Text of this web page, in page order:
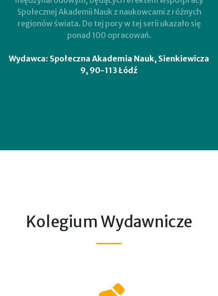
Społecznej Akademii Nauk z naukowcami z różnych
regionów świata. Do tej pory w tej serii ukazało się
ponad 100 opracowań.
Wydawca: Społeczna Akademia Nauk, Sienkiewicza
9, 90-113 Łódź
Kolegium Wydawnicze